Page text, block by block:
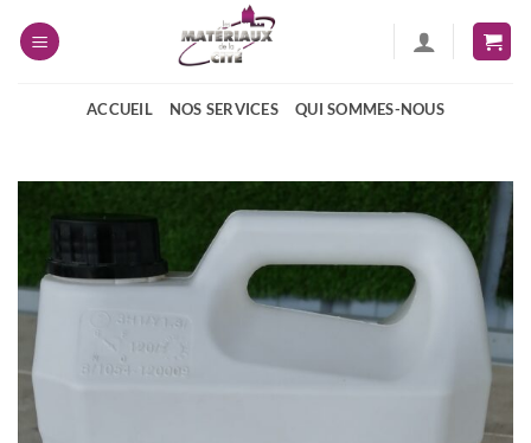
ACCUEIL NOS SERVICES QUI SOMMES-NOUS